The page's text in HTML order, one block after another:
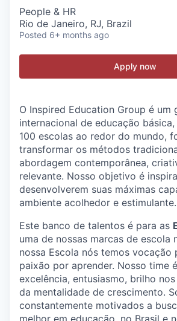
People & HR
Rio de Janeiro, RJ, Brazil
Posted 6+ months ago
Apply now
O Inspired Education Group é um
internacional de educação
100 escolas ao redor do mundo,
transformar os métodos
abordagem contemporânea,
relevante. Nosso objetivo é
desenvolverem suas máximas
ambiente acolhedor e estimulante.
Este banco de talentos é para as
uma de nossas marcas de escola
nossa Escola nós temos vocação
paixão por aprender. Nosso time
excelência, entusiasmo, brilho
da mentalidade de crescimento.
constantemente motivados a
melhor em educação, no Brasil e